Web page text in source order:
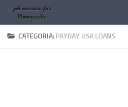
Salta al contenuto
CATEGORIA: PAYDAY USA LOANS